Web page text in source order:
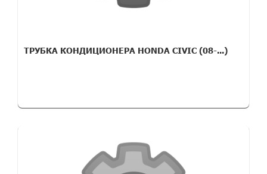
ТРУБКА КОНДИЦИОНЕРА HONDA CIVIC (08-...)